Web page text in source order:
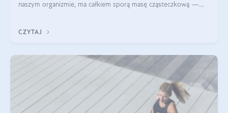
naszym organizmie, ma całkiem sporą masę cząsteczkową —
bardziej biodostępny
CZYTAJ